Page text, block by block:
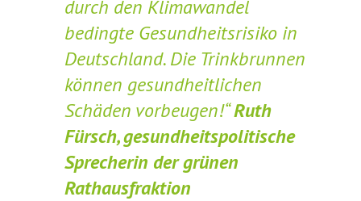
durch den Klimawandel
bedingte Gesundheitsrisiko in
Deutschland. Die Trinkbrunnen
können gesundheitlichen
Schäden vorbeugen!“Ruth
Fürsch, gesundheitspolitische
Sprecherin der grünen
Rathausfraktion